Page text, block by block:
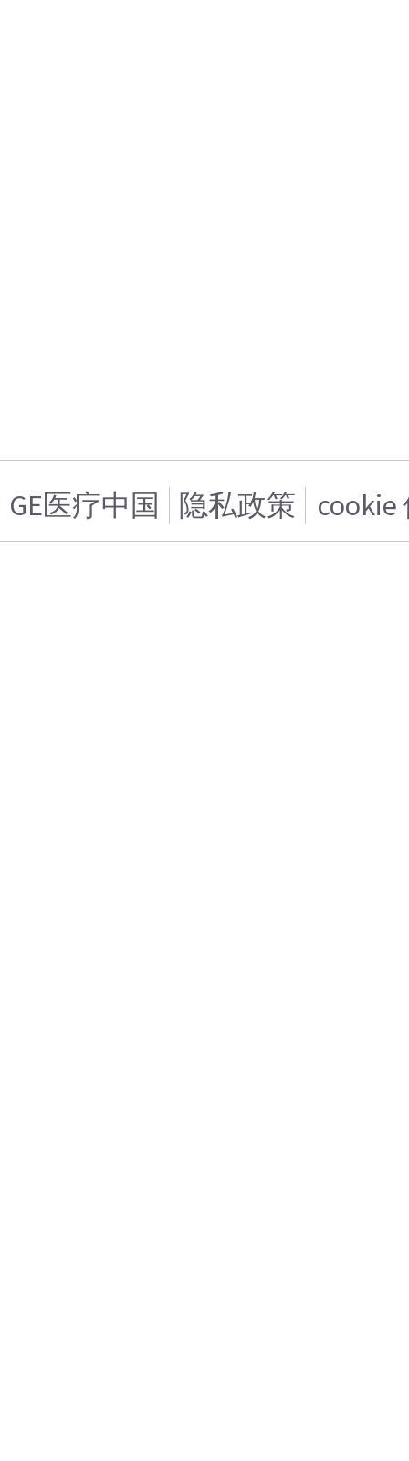
GE医疗中国 隐私政策 cookie